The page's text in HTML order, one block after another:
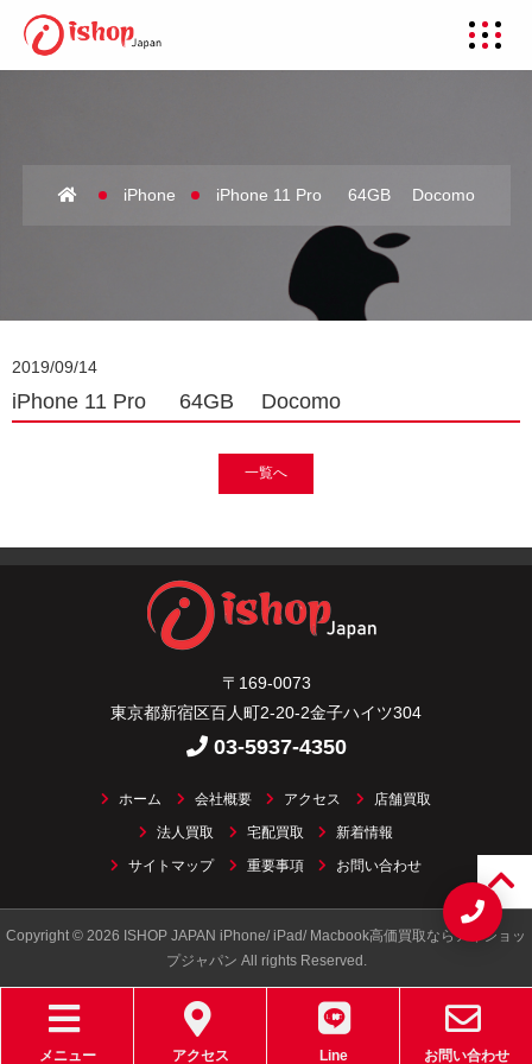
iPhone iPhone 11 Pro 64GB Docomo
2019/09/14
iPhone 11 Pro 64GB Docomo
一覧へ
〒169-0073
東京都新宿区百人町2-20-2金子ハイツ304
03-5937-4350
ホーム 会社概要 アクセス 店舗買取
法人買取 宅配買取 新着情報
サイトマップ 重要事項 お問い合わせ
Copyright © 2026 ISHOP JAPAN iPhone/ iPad/ Macbook高価買取ならアイショッ
プジャパン All rights Reserved.
メニュー アクセス Line お問い合わせ